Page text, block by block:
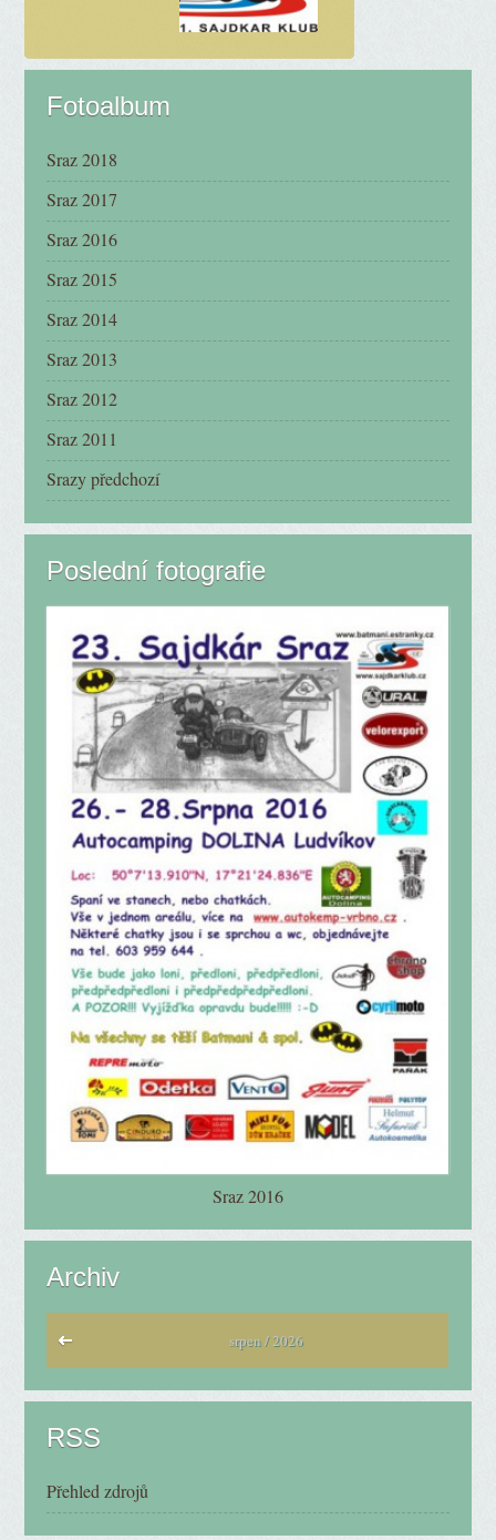
Fotoalbum
Sraz 2018
Sraz 2017
Sraz 2016
Sraz 2015
Sraz 2014
Sraz 2013
Sraz 2012
Sraz 2011
Srazy předchozí
Poslední fotografie
Sraz 2016
Archiv
srpen / 2026
RSS
Přehled zdrojů